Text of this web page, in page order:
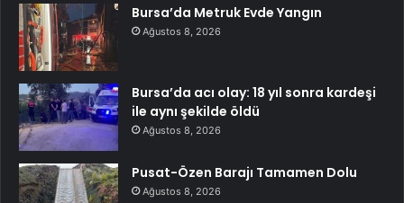
Bursa’da Metruk Evde Yangın
Ağustos 8, 2026
Bursa’da acı olay: 18 yıl sonra kardeşi
ile aynı şekilde öldü
Ağustos 8, 2026
Pusat-Özen Barajı Tamamen Dolu
Ağustos 8, 2026